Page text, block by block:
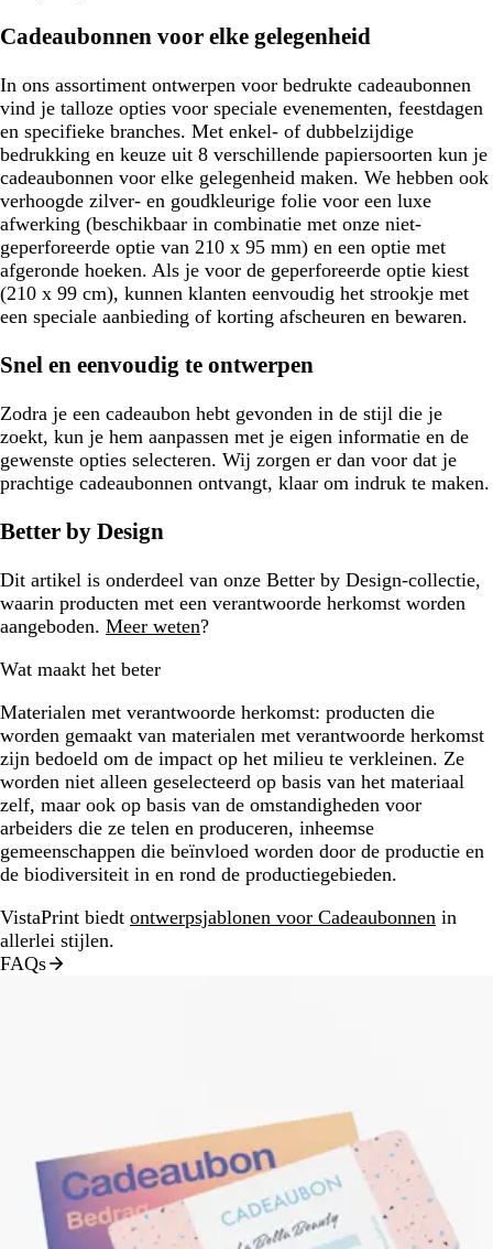
Cadeaubonnen voor elke gelegenheid
In ons assortiment ontwerpen voor bedrukte cadeaubonnen
vind je talloze opties voor speciale evenementen, feestdagen
en specifieke branches. Met enkel- of dubbelzijdige
bedrukking en keuze uit 8 verschillende papiersoorten kun je
cadeaubonnen voor elke gelegenheid maken. We hebben ook
verhoogde zilver- en goudkleurige folie voor een luxe
afwerking (beschikbaar in combinatie met onze niet-
geperforeerde optie van 210 x 95 mm) en een optie met
afgeronde hoeken. Als je voor de geperforeerde optie kiest
(210 x 99 cm), kunnen klanten eenvoudig het strookje met
een speciale aanbieding of korting afscheuren en bewaren.
Snel en eenvoudig te ontwerpen
Zodra je een cadeaubon hebt gevonden in de stijl die je
zoekt, kun je hem aanpassen met je eigen informatie en de
gewenste opties selecteren. Wij zorgen er dan voor dat je
prachtige cadeaubonnen ontvangt, klaar om indruk te maken.
Better by Design
Dit artikel is onderdeel van onze Better by Design-collectie,
waarin producten met een verantwoorde herkomst worden
aangeboden. Meer weten?
Wat maakt het beter
Materialen met verantwoorde herkomst: producten die
worden gemaakt van materialen met verantwoorde herkomst
zijn bedoeld om de impact op het milieu te verkleinen. Ze
worden niet alleen geselecteerd op basis van het materiaal
zelf, maar ook op basis van de omstandigheden voor
arbeiders die ze telen en produceren, inheemse
gemeenschappen die beïnvloed worden door de productie en
de biodiversiteit in en rond de productiegebieden.
VistaPrint biedt ontwerpsjablonen voor Cadeaubonnen in
allerlei stijlen.
FAQs